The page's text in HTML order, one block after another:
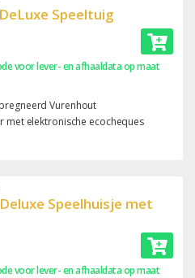
Speeltuig
voor lever- en afhaaldata op maat
Vurenhout
met elektronische ecocheques
Speelhuisje met
voor lever- en afhaaldata op maat